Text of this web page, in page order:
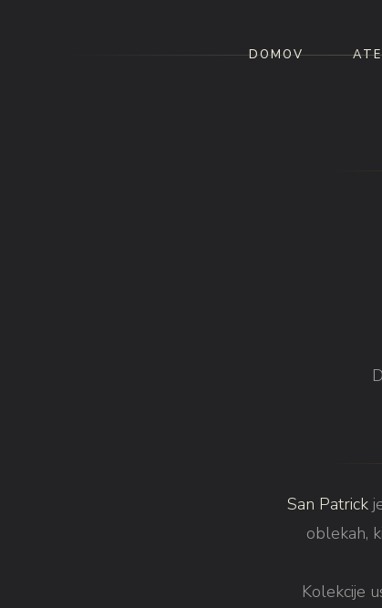
DOMOV
San Patrick
oblekah,
Kolekcije